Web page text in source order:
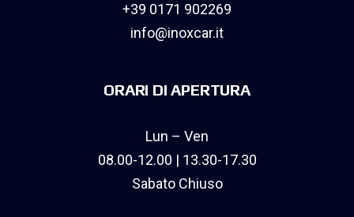
+39 0171 902269
info@inoxcar.it
ORARI DI APERTURA
Lun – Ven
08.00-12.00 | 13.30-17.30
Sabato Chiuso